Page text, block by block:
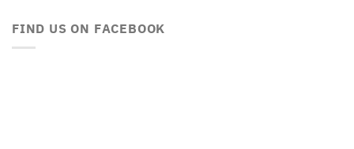
FIND US ON FACEBOOK